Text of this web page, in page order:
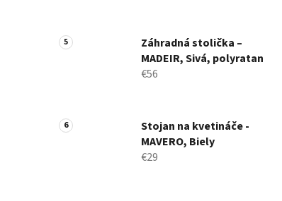
Záhradná stolička –
MADEIR, Sivá, polyratan
€56
Stojan na kvetináče -
MAVERO, Biely
€29